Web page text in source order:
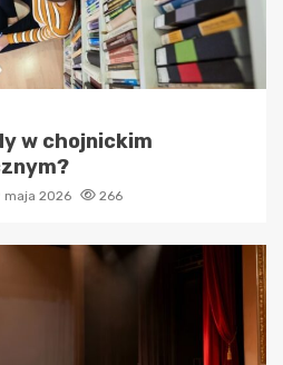
w chojnickim
maja 2026 266